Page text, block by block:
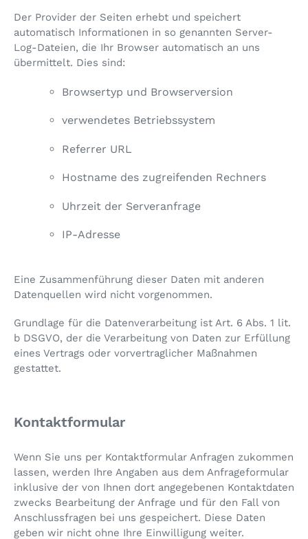
Der Provider der Seiten erhebt und speichert
automatisch Informationen in so genannten Server-
Log-Dateien, die Ihr Browser automatisch an uns
übermittelt. Dies sind:
Browsertyp und Browserversion
verwendetes Betriebssystem
Referrer URL
Hostname des zugreifenden Rechners
Uhrzeit der Serveranfrage
IP-Adresse
Eine Zusammenführung dieser Daten mit anderen
Datenquellen wird nicht vorgenommen.
Grundlage für die Datenverarbeitung ist Art. 6 Abs. 1 lit.
b DSGVO, der die Verarbeitung von Daten zur Erfüllung
eines Vertrags oder vorvertraglicher Maßnahmen
gestattet.
Kontaktformular
Wenn Sie uns per Kontaktformular Anfragen zukommen
lassen, werden Ihre Angaben aus dem Anfrageformular
inklusive der von Ihnen dort angegebenen Kontaktdaten
zwecks Bearbeitung der Anfrage und für den Fall von
Anschlussfragen bei uns gespeichert. Diese Daten
geben wir nicht ohne Ihre Einwilligung weiter.